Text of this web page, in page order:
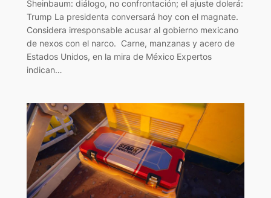
Sheinbaum: diálogo, no confrontación; el ajuste dolerá:
Trump La presidenta conversará hoy con el magnate.
Considera irresponsable acusar al gobierno mexicano
de nexos con el narco. Carne, manzanas y acero de
Estados Unidos, en la mira de México Expertos
indican…